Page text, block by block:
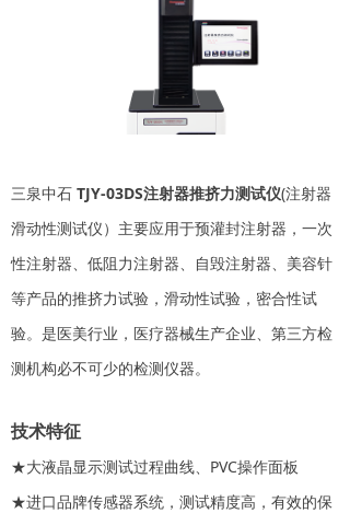
三泉中石 TJY-03DS注射器推挤力测试仪(注射器
滑动性测试仪）主要应用于预灌封注射器，一次
性注射器、低阻力注射器、自毁注射器、美容针
等产品的推挤力试验，滑动性试验，密合性试
验。是医美行业，医疗器械生产企业、第三方检
测机构必不可少的检测仪器。
技术特征
★大液晶显示测试过程曲线、PVC操作面板
★进口品牌传感器系统，测试精度高，有效的保